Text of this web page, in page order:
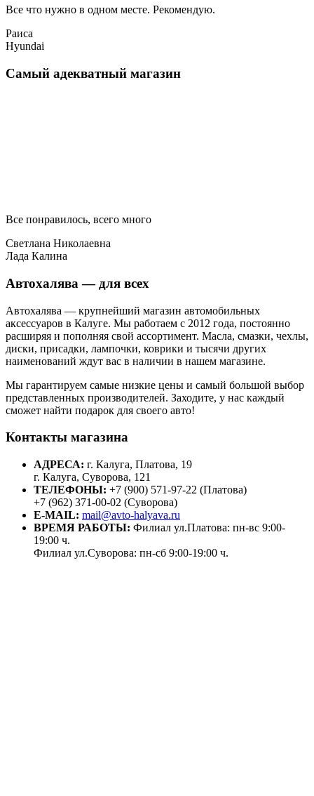
Все что нужно в одном месте. Рекомендую.
Раиса
Hyundai
Самый адекватный магазин
Все понравилось, всего много
Светлана Николаевна
Лада Калина
Автохалява — для всех
Автохалява — крупнейший магазин автомобильных
аксессуаров в Калуге. Мы работаем с 2012 года, постоянно
расширяя и пополняя свой ассортимент. Масла, смазки, чехлы,
диски, присадки, лампочки, коврики и тысячи других
наименований ждут вас в наличии в нашем магазине.
Мы гарантируем самые низкие цены и самый большой выбор
представленных производителей. Заходите, у нас каждый
сможет найти подарок для своего авто!
Контакты магазина
АДРЕСА: г. Калуга, Платова, 19
г. Калуга, Суворова, 121
ТЕЛЕФОНЫ: +7 (900) 571-97-22 (Платова)
+7 (962) 371-00-02 (Суворова)
E-MAIL: mail@avto-halyava.ru
ВРЕМЯ РАБОТЫ: Филиал ул.Платова: пн-вс 9:00-
19:00 ч.
Филиал ул.Суворова: пн-сб 9:00-19:00 ч.